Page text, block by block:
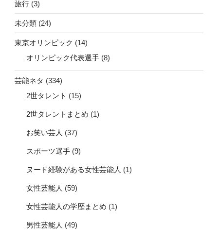
旅行 (3)
未分類 (24)
東京オリンピック (14)
オリンピック代表選手 (8)
芸能ネタ (334)
2世タレント (15)
2世タレントまとめ (1)
お笑い芸人 (37)
スポーツ選手 (9)
ヌード経験がある女性芸能人 (1)
女性芸能人 (59)
女性芸能人の学歴まとめ (1)
男性芸能人 (49)